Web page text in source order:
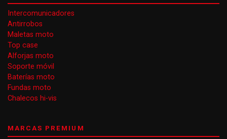
Intercomunicadores
Antirrobos
Maletas moto
Top case
Alforjas moto
Soporte móvil
Baterías moto
Fundas moto
Chalecos hi-vis
MARCAS PREMIUM